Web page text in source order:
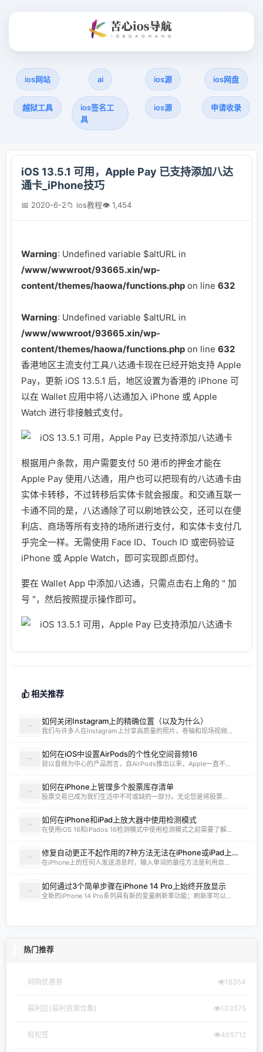
ios网站 ai ios源 ios网盘
越狱工具
ios签名工
具
ios源 申请收录
iOS 13.5.1 可用，Apple Pay 已支持添加八达
通卡_iPhone技巧
📅 2020-6-2📁 ios教程👁 1,454
Warning: Undefined variable $altURL in
/www/wwwroot/93665.xin/wp-
content/themes/haowa/functions.php on line 632
Warning: Undefined variable $altURL in
/www/wwwroot/93665.xin/wp-
content/themes/haowa/functions.php on line 632
香港地区主流支付工具八达通卡现在已经开始支持 Apple
Pay，更新 iOS 13.5.1 后，地区设置为香港的 iPhone 可
以在 Wallet 应用中将八达通加入 iPhone 或 Apple
Watch 进行非接触式支付。
根据用户条款，用户需要支付 50 港币的押金才能在
Apple Pay 使用八达通，用户也可以把现有的八达通卡由
实体卡转移，不过转移后实体卡就会报废。和交通互联一
卡通不同的是，八达通除了可以刷地铁公交，还可以在便
利店、商场等所有支持的场所进行支付，和实体卡支付几
乎完全一样。无需使用 Face ID、Touch ID 或密码验证
iPhone 或 Apple Watch，即可实现即点即付。
要在 Wallet App 中添加八达通，只需点击右上角的 " 加
号 "，然后按照提示操作即可。
相关推荐
如何关闭Instagram上的精确位置（以及为什么）
我们与许多人在Instagram上分享高质量的照片，卷轴和现场视频...
如何在iOS中设置AirPods的个性化空间音频16
就以音频为中心的产品而言，自AirPods推出以来，Apple一直不...
如何在iPhone上管理多个股票库存清单
股票交易已成为我们生活中不可或缺的一部分。无论您是将股票...
如何在iPhone和iPad上放大器中使用检测模式
在使用iOS 16和iPados 16检测模式中使用检测模式之前需要了解...
修复自动更正不起作用的7种方法无法在iPhone或iPad上工作
在iPhone上的任何人发送消息时，输入单词的最佳方法是利用自...
如何通过3个简单步骤在iPhone 14 Pro上始终开放显示
全新的iPhone 14 Pro系列具有新的变量刷新率功能；刷新率可以...
热门推荐
网购优惠券 18354
福利区(福利资源合集) 103575
轻松签 405712